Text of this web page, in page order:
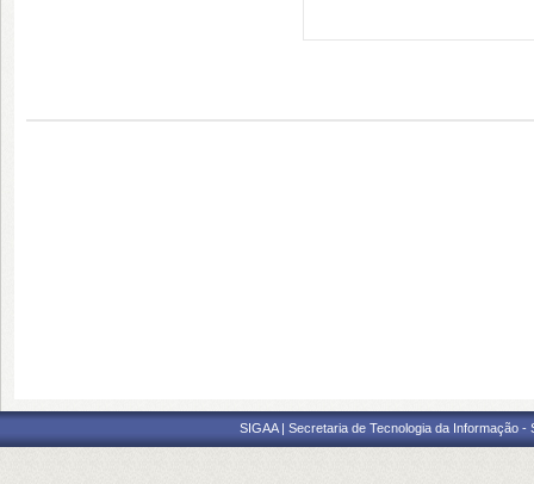
SIGAA | Secretaria de Tecnologia da Informação